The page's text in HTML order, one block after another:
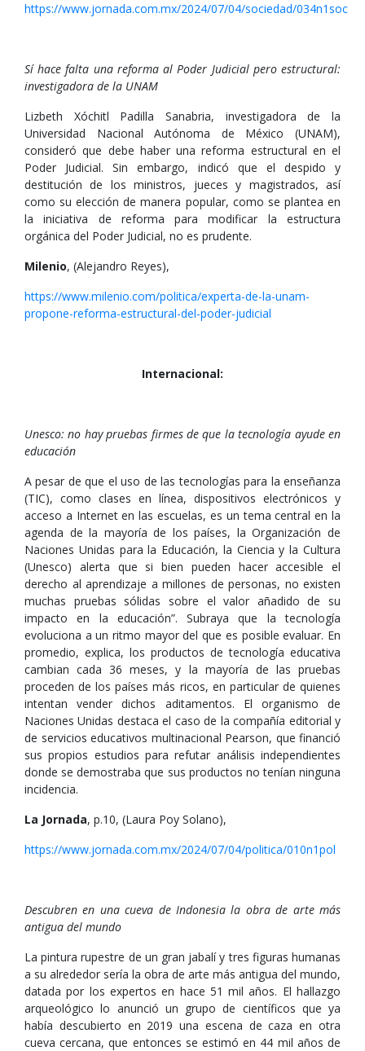
https://www.jornada.com.mx/2024/07/04/sociedad/034n1soc
Sí hace falta una reforma al Poder Judicial pero estructural:
investigadora de la UNAM
Lizbeth Xóchitl Padilla Sanabria, investigadora de la
Universidad Nacional Autónoma de México (UNAM),
consideró que debe haber una reforma estructural en el
Poder Judicial. Sin embargo, indicó que el despido y
destitución de los ministros, jueces y magistrados, así
como su elección de manera popular, como se plantea en
la iniciativa de reforma para modificar la estructura
orgánica del Poder Judicial, no es prudente.
Milenio, (Alejandro Reyes),
https://www.milenio.com/politica/experta-de-la-unam-
propone-reforma-estructural-del-poder-judicial
Internacional:
Unesco: no hay pruebas firmes de que la tecnología ayude en
educación
A pesar de que el uso de las tecnologías para la enseñanza
(TIC), como clases en línea, dispositivos electrónicos y
acceso a Internet en las escuelas, es un tema central en la
agenda de la mayoría de los países, la Organización de
Naciones Unidas para la Educación, la Ciencia y la Cultura
(Unesco) alerta que si bien pueden hacer accesible el
derecho al aprendizaje a millones de personas, no existen
muchas pruebas sólidas sobre el valor añadido de su
impacto en la educación”. Subraya que la tecnología
evoluciona a un ritmo mayor del que es posible evaluar. En
promedio, explica, los productos de tecnología educativa
cambian cada 36 meses, y la mayoría de las pruebas
proceden de los países más ricos, en particular de quienes
intentan vender dichos aditamentos. El organismo de
Naciones Unidas destaca el caso de la compañía editorial y
de servicios educativos multinacional Pearson, que financió
sus propios estudios para refutar análisis independientes
donde se demostraba que sus productos no tenían ninguna
incidencia.
La Jornada, p.10, (Laura Poy Solano),
https://www.jornada.com.mx/2024/07/04/politica/010n1pol
Descubren en una cueva de Indonesia la obra de arte más
antigua del mundo
La pintura rupestre de un gran jabalí y tres figuras humanas
a su alrededor sería la obra de arte más antigua del mundo,
datada por los expertos en hace 51 mil años. El hallazgo
arqueológico lo anunció un grupo de científicos que ya
había descubierto en 2019 una escena de caza en otra
cueva cercana, que entonces se estimó en 44 mil años de